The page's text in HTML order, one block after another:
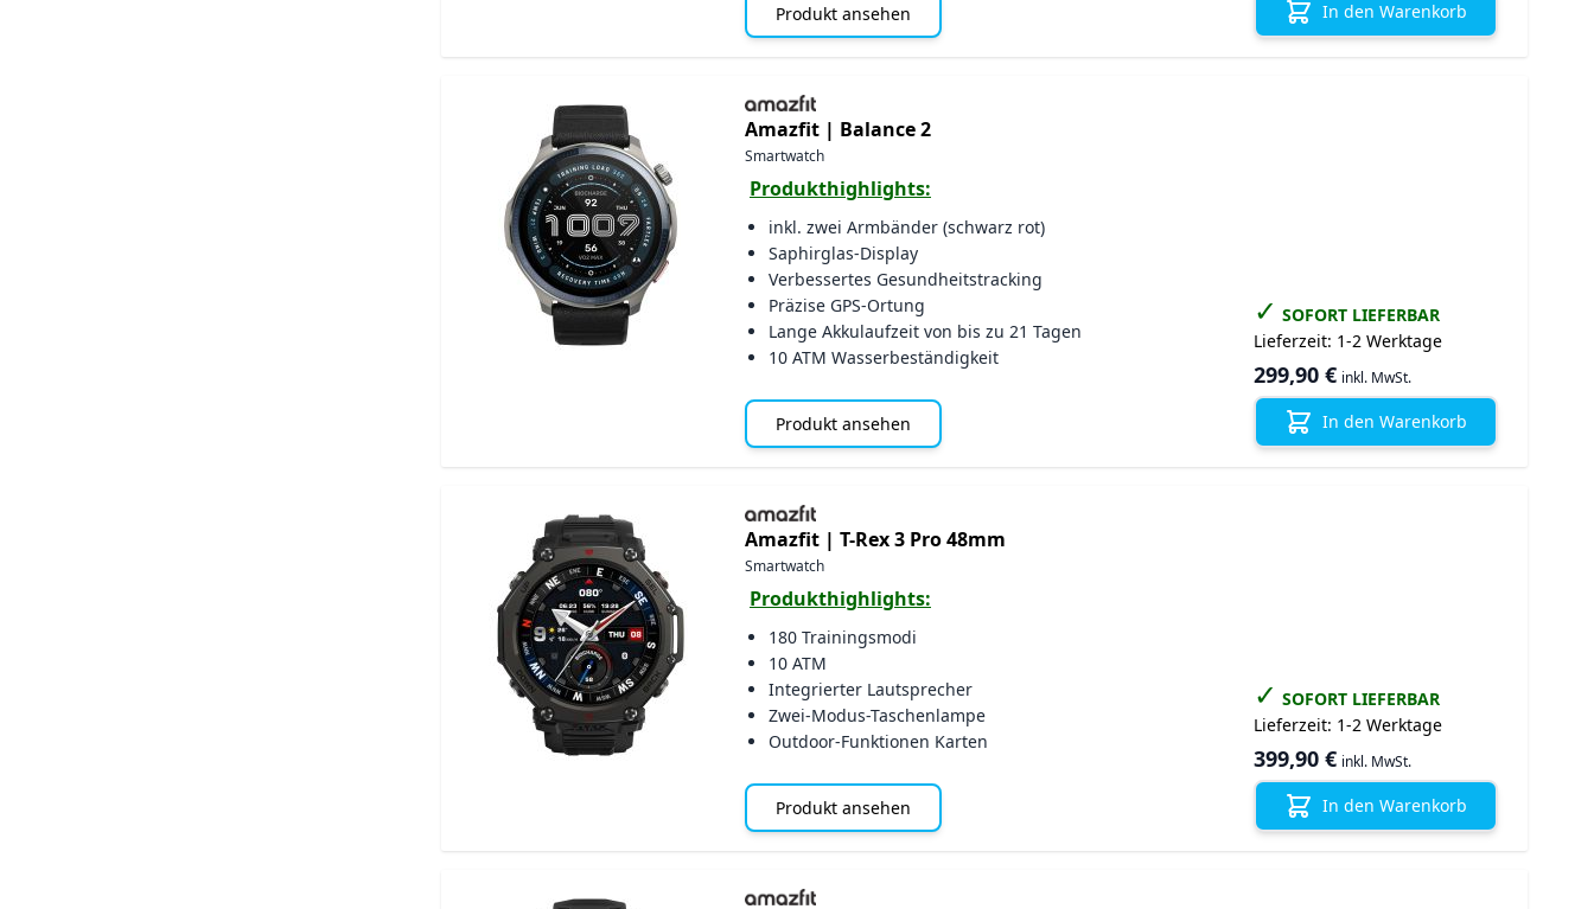
Produkt ansehen In den Warenkorb
Amazfit | Balance 2
Smartwatch
Produkthighlights:
inkl. zwei Armbänder (schwarz rot)
Saphirglas-Display
Verbessertes Gesundheitstracking
Präzise GPS-Ortung
Lange Akkulaufzeit von bis zu 21 Tagen
10 ATM Wasserbeständigkeit
Produkt ansehen
✓ SOFORT LIEFERBAR
Lieferzeit: 1-2 Werktage
299,90 € inkl. MwSt.
In den Warenkorb
Amazfit | T-Rex 3 Pro 48mm
Smartwatch
Produkthighlights:
180 Trainingsmodi
10 ATM
Integrierter Lautsprecher
Zwei-Modus-Taschenlampe
Outdoor-Funktionen Karten
Produkt ansehen
✓ SOFORT LIEFERBAR
Lieferzeit: 1-2 Werktage
399,90 € inkl. MwSt.
In den Warenkorb